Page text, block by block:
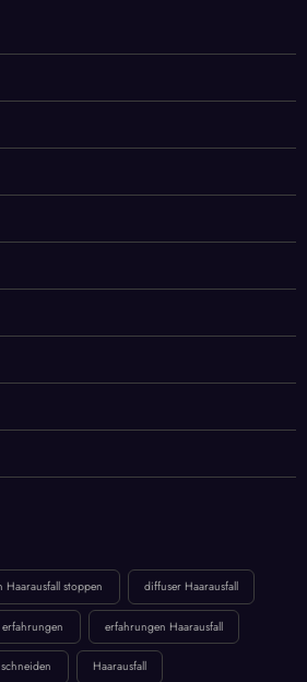
Haarausfall stoppen diffuser Haarausfall
erfahrungen erfahrungen Haarausfall
Haarausfall